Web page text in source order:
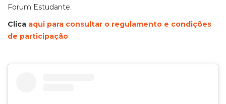
Forum Estudante.
Clica aqui para consultar o regulamento e condições
de participação